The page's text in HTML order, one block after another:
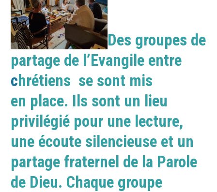
Des groupes de
partage de l’Evangile entre
chrétiens se sont mis
en place. Ils sont un lieu
privilégié pour une lecture,
une écoute silencieuse et un
partage fraternel de la Parole
de Dieu. Chaque groupe